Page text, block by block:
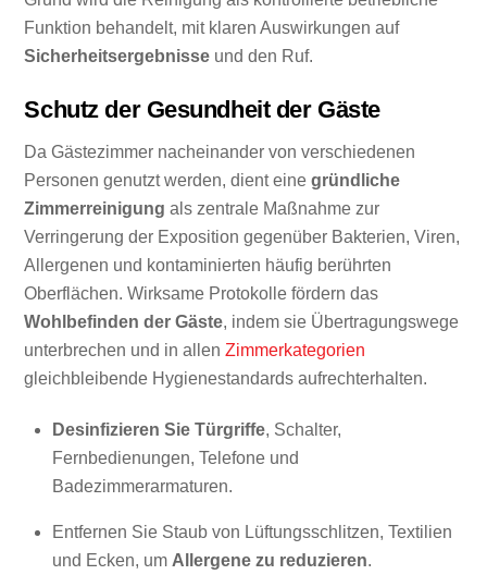
Funktion behandelt, mit klaren Auswirkungen auf
Sicherheitsergebnisse und den Ruf.
Schutz der Gesundheit der Gäste
Da Gästezimmer nacheinander von verschiedenen
Personen genutzt werden, dient einegründliche
Zimmerreinigung als zentrale Maßnahme zur
Verringerung der Exposition gegenüber Bakterien, Viren,
Allergenen und kontaminierten häufig berührten
Oberflächen. Wirksame Protokolle fördern das
Wohlbefinden der Gäste, indem sie Übertragungswege
unterbrechen und in allenZimmerkategorien
gleichbleibende Hygienestandards aufrechterhalten.
Desinfizieren Sie Türgriffe, Schalter,
Fernbedienungen, Telefone und
Badezimmerarmaturen.
Entfernen Sie Staub von Lüftungsschlitzen, Textilien
und Ecken, um Allergene zu reduzieren.